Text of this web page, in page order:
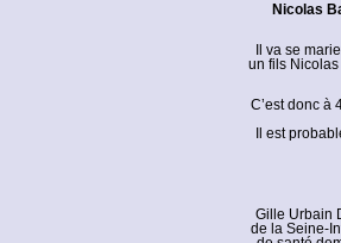
Nicolas
Il va se
un fils
C’est donc à
Il est
Gille Urbain
de la Seine-